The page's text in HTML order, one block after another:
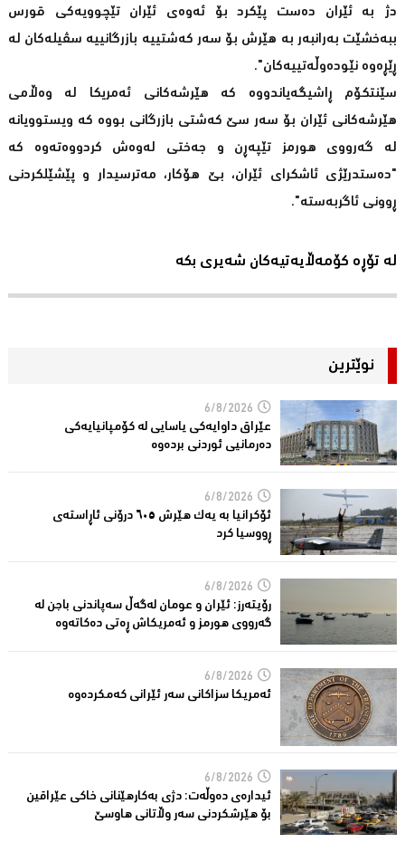
دژ بە ئێران دەست پێکرد بۆ ئەوەی ئێران تێچوویەکی قورس
ببەخشێت بەرانبەر بە هێرش بۆ سەر کەشتییە بازرگانییە سڤیلەکان لە
ڕێڕەوە نێودەوڵەتییەکان".
سێنتکۆم ڕاشیگەیاندووە کە هێرشەکانی ئەمریکا لە وەڵامی
هێرشەکانی ئێران بۆ سەر سێ کەشتی بازرگانی بووە کە ویستوویانە
لە گەرووی هورمز تێپەڕن و جەختی لەوەش کردووەتەوە کە
"دەستدرێژی ئاشکرای ئێران، بێ هۆکار، مەترسیدار و پێشێلکردنی
ڕوونی ئاگربەستە".
لە تۆڕە کۆمەڵایەتیەکان شەیری بکە
نوێترین
6/8/2026
عێراق داوایەکی یاسایی لە کۆمپانیایه‌كی
دەرمانیى ئوردنی بردەوە
6/8/2026
ئۆکرانیا بە یەک هێرش ٦٠٥ درۆنی ئاڕاستەى
ڕووسیا کرد
6/8/2026
رۆیتەرز: ئێران و عومان لەگەڵ سەپاندنی باجن لە
گەرووی هورمز و ئەمریکاش ڕەتی دەکاتەوە
6/8/2026
ئه‌مریكا سزاكانی سه‌ر ئێرانی كه‌مكرده‌وه‌
6/8/2026
ئیدارەى دەوڵەت: دژى بەکارهێنانى خاکی عێراقین
بۆ هێرشکردنى سەر وڵاتانی هاوسێ